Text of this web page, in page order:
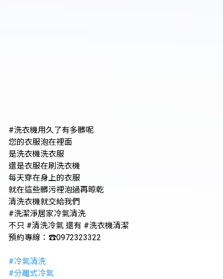
#洗衣機用久了有多髒呢
您的衣服泡在裡面
是洗衣機洗衣服
還是衣服在刷洗衣機
每天穿在身上的衣服
就在這些髒污裡泡過再晾乾
清洗衣機就交給我們
#洗潔淨居家冷氣清洗
不只 #清洗冷氣 還有 #洗衣機清潔
預約專線：☎️0972323322
#冷氣清洗
#分離式冷氣